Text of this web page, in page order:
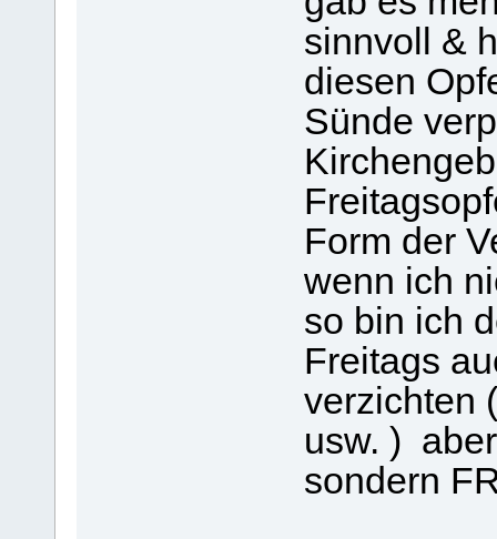
sinnvoll &
diesen
Sünde
Form der
wenn ich
so bin ich
Freitags
verzichten
usw. )
sondern